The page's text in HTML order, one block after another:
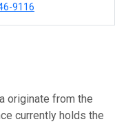
9116
originate from the
currently holds the